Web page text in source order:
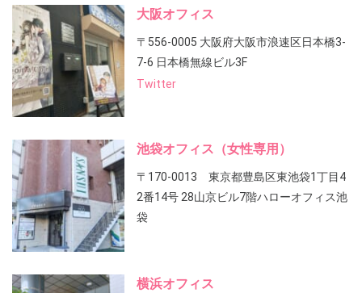
大阪オフィス
〒556-0005 大阪府大阪市浪速区日本橋3-
7-6 日本橋無線ビル3F
Twitter
池袋オフィス（女性専用）
〒170-0013 東京都豊島区東池袋1丁目4
2番14号 28山京ビル7階ハローオフィス池
袋
横浜オフィス